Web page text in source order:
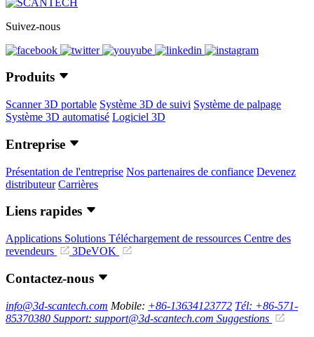
Suivez-nous
Produits
Scanner 3D portable Système 3D de suivi Système de palpage
Système 3D automatisé Logiciel 3D
Entreprise
Présentation de l'entreprise Nos partenaires de confiance Devenez
distributeur Carrières
Liens rapides
Applications Solutions Téléchargement de ressources Centre des
revendeurs
3DeVOK
Contactez-nous
info@3d-scantech.com Mobile: +86-13634123772 Tél: +86-571-
85370380 Support: support@3d-scantech.com Suggestions